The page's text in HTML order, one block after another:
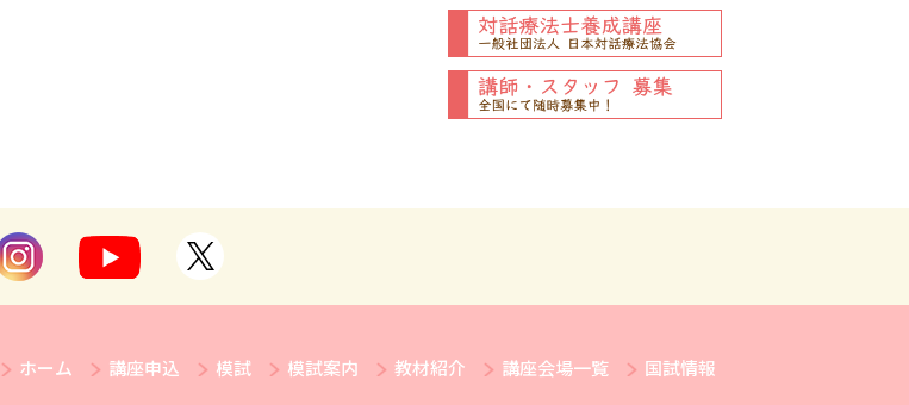
ホーム 講座申込 模試 模試案内 教材紹介 講座会場一覧 国試情報